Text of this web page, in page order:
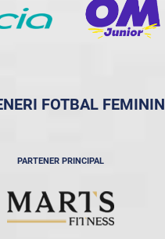
FOTBAL FEMININ
PARTENER PRINCIPAL